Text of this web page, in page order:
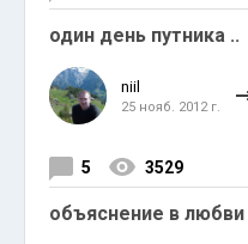
один день путника ..
niil
25 нояб. 2012 г.
5 3529
объяснение в любви